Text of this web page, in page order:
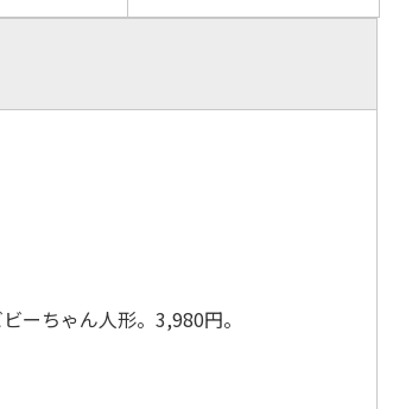
ーちゃん人形。3,980円。